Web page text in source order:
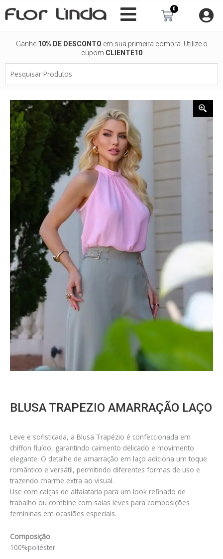
para
0
Carrinho
Ganhe 10% DE DESCONTO em sua primeira compra. Utilize o
cupom CLIENTE10
Produtos
BLUSA TRAPEZIO AMARRAÇÃO LAÇO
Leve e sofisticada, a Blusa Trapézio é confeccionada em
chiffon fluído, garantindo caimento delicado e movimento
elegante. O detalhe de amarração em laço adiciona um toque
romântico e versátil, permitindo diferentes formas de uso e
trazendo charme extra ao visual.
Use com calças de alfaiataria para um look refinado de
trabalho ou combine com saias leves para composições
femininas em ocasiões especiais.
Composição
100%poliéster